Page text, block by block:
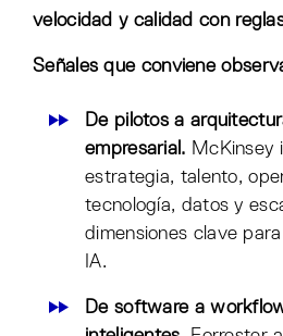
velocidad y calidad con
Señales que conviene
De pilotos a
empresarial. McKinsey
estrategia, talento,
tecnología, datos y
dimensiones clave
IA.
De software a